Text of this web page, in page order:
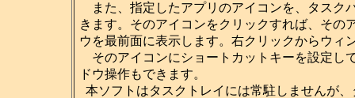
また、指定したアプリのアイコンを、タスク
きます。そのアイコンをクリックすれば、その
ウを最前面に表示します。右クリックからウィ
そのアイコンにショートカットキーを設定し
ドウ操作もできます。
本ソフトはタスクトレイには常駐しませんが